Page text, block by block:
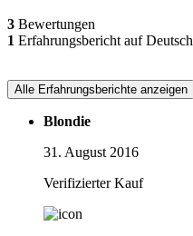
3 Bewertungen
1 Erfahrungsbericht auf Deutsch
Alle Erfahrungsberichte anzeigen
Blondie
31. August 2016
Verifizierter Kauf